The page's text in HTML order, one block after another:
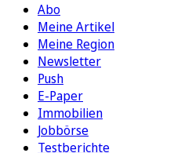
Abo
Meine Artikel
Meine Region
Newsletter
Push
E-Paper
Immobilien
Jobbörse
Testberichte